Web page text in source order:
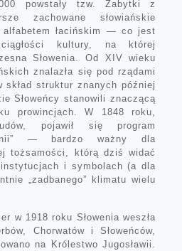
powstały tzw. Zabytki z
zachowane słowiańskie
alfabetem łacińskim — co jest
kultury, na której
Słowenia. Od XIV wieku
znalazła się pod rządami
skład struktur znanych później
Słoweńcy stanowili znaczącą
prowincjach. W 1848 roku,
pojawił się program
— bardzo ważny dla
tożsamości, którą dziś widać
i symbolach (a dla
„zadbanego” klimatu wielu
w 1918 roku Słowenia weszła
Chorwatów i Słoweńców,
na Królestwo Jugosławii.